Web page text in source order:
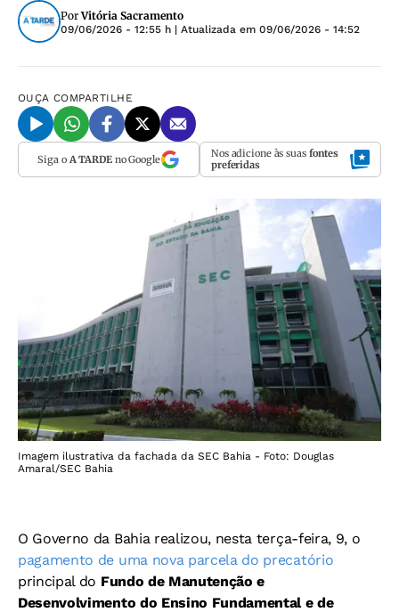
PorVitória Sacramento
09/06/2026 - 12:55 h | Atualizada em 09/06/2026 - 14:52
OUÇA COMPARTILHE
Siga o A TARDEno Google Nos adicione às suas fontes
preferidas
Imagem ilustrativa da fachada da SEC Bahia - Foto: Douglas
Amaral/SEC Bahia
O Governo da Bahia realizou, nesta terça-feira, 9, o
pagamento de uma nova parcela do precatório
principal do Fundo de Manutenção e
Desenvolvimento do Ensino Fundamental e de